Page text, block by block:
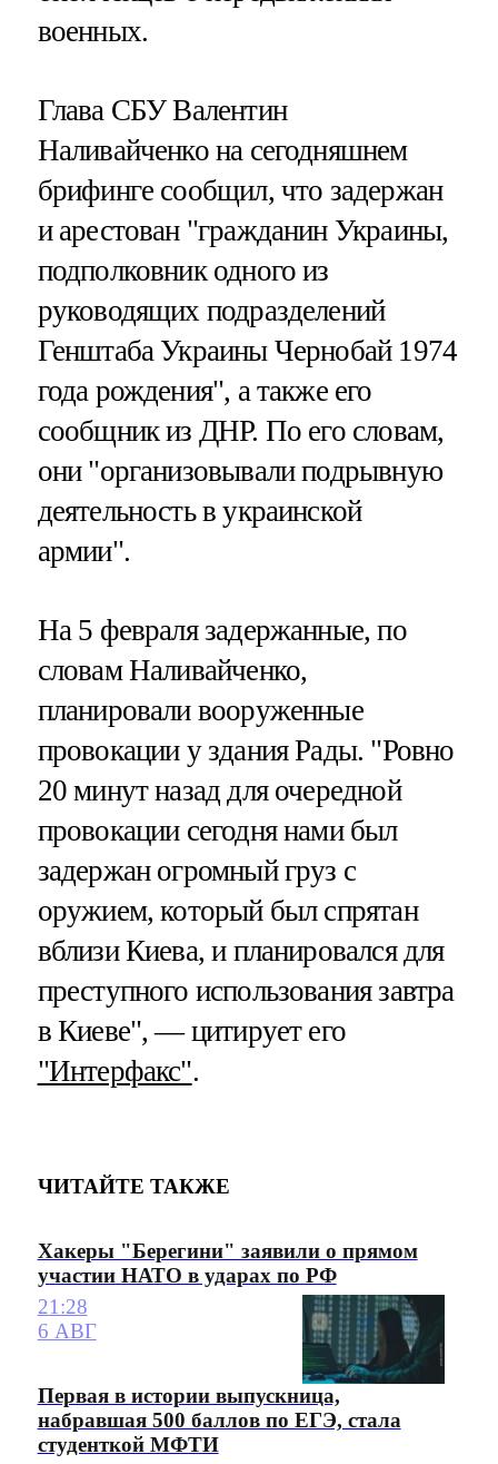
военных.
Глава СБУ Валентин
Наливайченко на сегодняшнем
брифинге сообщил, что задержан
и арестован "гражданин Украины,
подполковник одного из
руководящих подразделений
Генштаба Украины Чернобай 1974
года рождения", а также его
сообщник из ДНР. По его словам,
они "организовывали подрывную
деятельность в украинской
армии".
На 5 февраля задержанные, по
словам Наливайченко,
планировали вооруженные
провокации у здания Рады. "Ровно
20 минут назад для очередной
провокации сегодня нами был
задержан огромный груз с
оружием, который был спрятан
вблизи Киева, и планировался для
преступного использования завтра
в Киеве", — цитирует его
"Интерфакс".
ЧИТАЙТЕ ТАКЖЕ
Хакеры "Берегини" заявили о прямом
участии НАТО в ударах по РФ
21:28
6 АВГ
Первая в истории выпускница,
набравшая 500 баллов по ЕГЭ, стала
студенткой МФТИ